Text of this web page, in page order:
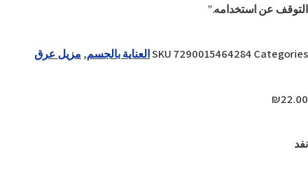
التوقف عن استخدامه.”
SKU 7290015464284 Categories العناية بالجسم, مزيل عرق
₪22.00
نفد